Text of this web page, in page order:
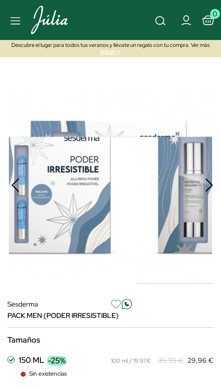
0
Descubre el lugar para todos tus veranos y llévate un regalo con tu compra. Ver más
AQUÍ>>
Sesderma
PACK MEN (PODER IRRESISTIBLE)
Tamaños
150 ML -25%
Sin existencias
100 ml / 19.97€ 39,95 € 29,96 €